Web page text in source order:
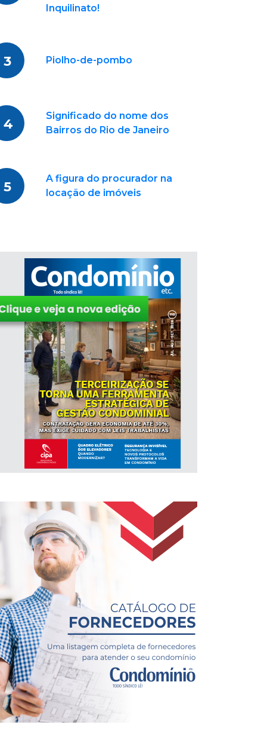
Inquilinato!
3 Piolho-de-pombo
4
Significado do nome dos
Bairros do Rio de Janeiro
5
A figura do procurador na
locação de imóveis